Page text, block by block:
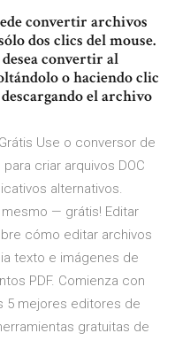
convertir archivos
dos clics del mouse.
convertir al
o haciendo clic
el archivo
Use o conversor de
criar arquivos DOC
alternativos.
— grátis! Editar
cómo editar archivos
texto e imágenes de
PDF. Comienza con
5 mejores editores de
gratuitas de